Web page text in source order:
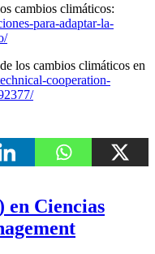
cambios climáticos:
para-adaptar-la-
los cambios climáticos en
cooperation-
Ciencias